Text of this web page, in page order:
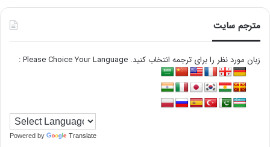
مترجم سایت
زبان مورد نظر را برای ترجمه انتخاب کنید. Please Choice Your Language :
Powered by Translate